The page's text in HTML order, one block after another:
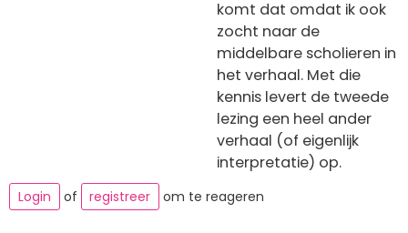
komt dat omdat ik ook
zocht naar de
middelbare scholieren in
het verhaal. Met die
kennis levert de tweede
lezing een heel ander
verhaal (of eigenlijk
interpretatie) op.
Login of registreer om te reageren